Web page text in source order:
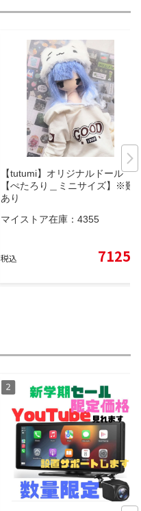
【tutumi】オリジナルドール
【ぺたろり＿ミニサイズ】※難
あり
マイストア在庫： 4355
税込 7125